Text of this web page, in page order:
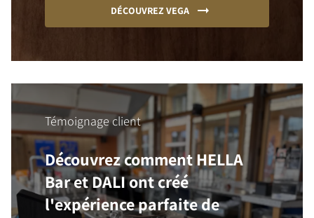
DÉCOUVREZ VEGA
Témoignage client
Découvrez comment HELLA
Bar et DALI ont créé
l'expérience parfaite de